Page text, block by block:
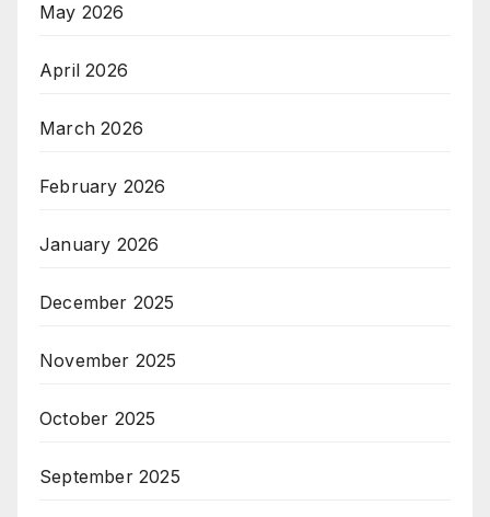
May 2026
April 2026
March 2026
February 2026
January 2026
December 2025
November 2025
October 2025
September 2025